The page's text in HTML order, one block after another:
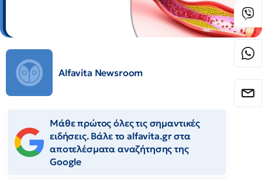
Alfavita Newsroom
Μάθε πρώτος όλες τις σημαντικές
ειδήσεις. Βάλε το alfavita.gr στα
αποτελέσματα αναζήτησης της
Google